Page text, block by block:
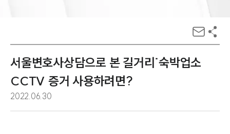
서울변호사상담으로 본 길거리˙숙박업소
CCTV 증거 사용하려면?
2022.06.30